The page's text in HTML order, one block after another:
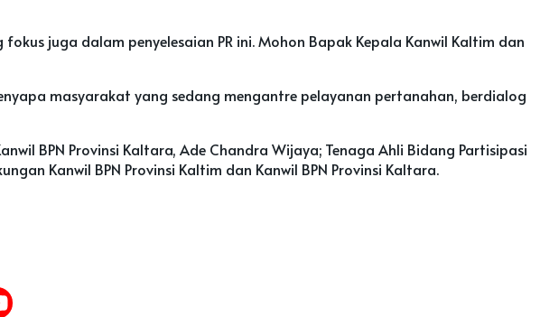
juga dalam penyelesaian PR ini. Mohon Bapak Kepala Kanwil Kaltim dan
masyarakat yang sedang mengantre pelayanan pertanahan, berdialog
BPN Provinsi Kaltara, Ade Chandra Wijaya; Tenaga Ahli Bidang Partisipasi
Kanwil BPN Provinsi Kaltim dan Kanwil BPN Provinsi Kaltara.